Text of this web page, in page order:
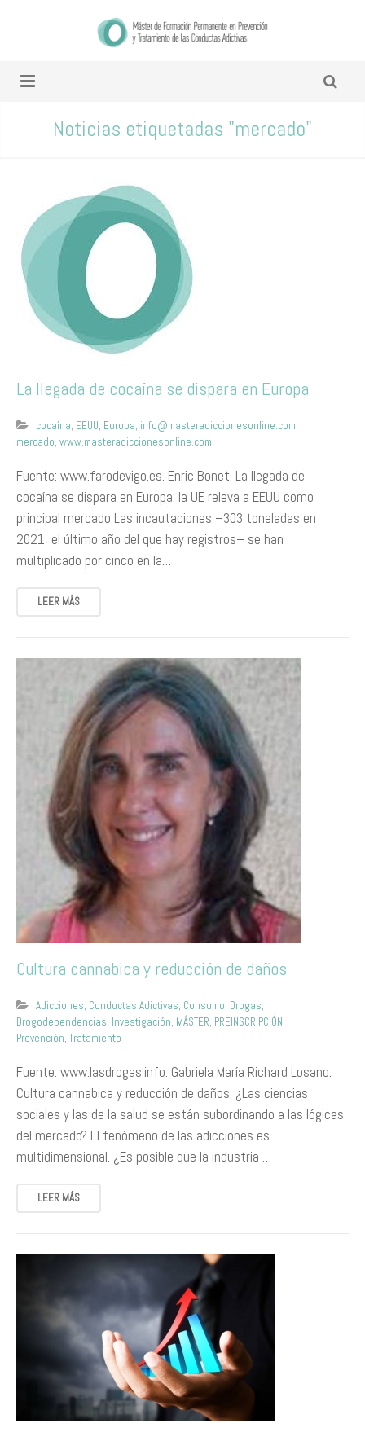
Noticias etiquetadas "mercado"
La llegada de cocaína se dispara en Europa
cocaína, EEUU, Europa, info@masteradiccionesonline.com,
mercado, www.masteradiccionesonline.com
Fuente: www.farodevigo.es. Enric Bonet. La llegada de
cocaína se dispara en Europa: la UE releva a EEUU como
principal mercado Las incautaciones –303 toneladas en
2021, el último año del que hay registros– se han
multiplicado por cinco en la…
LEER MÁS
Cultura cannabica y reducción de daños
Adicciones, Conductas Adictivas, Consumo, Drogas,
Drogodependencias, Investigación, MÁSTER, PREINSCRIPCIÓN,
Prevención, Tratamiento
Fuente: www.lasdrogas.info. Gabriela María Richard Losano.
Cultura cannabica y reducción de daños: ¿Las ciencias
sociales y las de la salud se están subordinando a las lógicas
del mercado? El fenómeno de las adicciones es
multidimensional. ¿Es posible que la industria …
LEER MÁS